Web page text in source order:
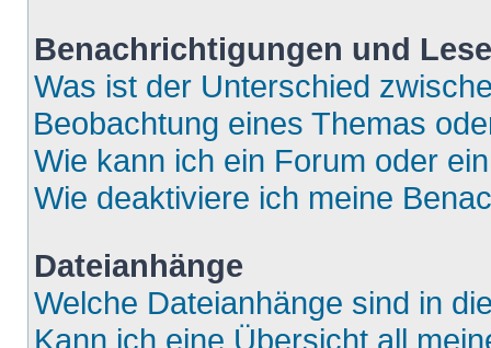
Benachrichtigungen und
Was ist der Unterschied
Beobachtung eines Themas
Wie kann ich ein Forum oder
Wie deaktiviere ich meine
Dateianhänge
Welche Dateianhänge sind in
Kann ich eine Übersicht all